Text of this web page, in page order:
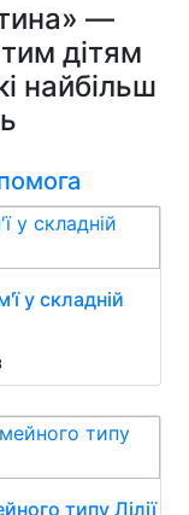
—
дітям
найбільш
у складній
типу Лілії